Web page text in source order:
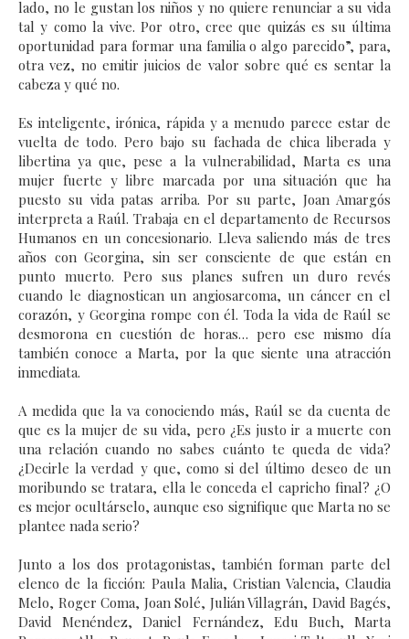
lado, no le gustan los niños y no quiere renunciar a su vida
tal y como la vive. Por otro, cree que quizás es su última
oportunidad para formar una familia o algo parecido”, para,
otra vez, no emitir juicios de valor sobre qué es sentar la
cabeza y qué no.
Es inteligente, irónica, rápida y a menudo parece estar de
vuelta de todo. Pero bajo su fachada de chica liberada y
libertina ya que, pese a la vulnerabilidad, Marta es una
mujer fuerte y libre marcada por una situación que ha
puesto su vida patas arriba. Por su parte, Joan Amargós
interpreta a Raúl. Trabaja en el departamento de Recursos
Humanos en un concesionario. Lleva saliendo más de tres
años con Georgina, sin ser consciente de que están en
punto muerto. Pero sus planes sufren un duro revés
cuando le diagnostican un angiosarcoma, un cáncer en el
corazón, y Georgina rompe con él. Toda la vida de Raúl se
desmorona en cuestión de horas… pero ese mismo día
también conoce a Marta, por la que siente una atracción
inmediata.
A medida que la va conociendo más, Raúl se da cuenta de
que es la mujer de su vida, pero ¿Es justo ir a muerte con
una relación cuando no sabes cuánto te queda de vida?
¿Decirle la verdad y que, como si del último deseo de un
moribundo se tratara, ella le conceda el capricho final? ¿O
es mejor ocultárselo, aunque eso signifique que Marta no se
plantee nada serio?
Junto a los dos protagonistas, también forman parte del
elenco de la ficción: Paula Malia, Cristian Valencia, Claudia
Melo, Roger Coma, Joan Solé, Julián Villagrán, David Bagés,
David Menéndez, Daniel Fernández, Edu Buch, Marta